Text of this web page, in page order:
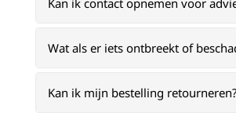
Kan ik contact opnemen voor
Wat als er iets ontbreekt of
Kan ik mijn bestelling retourneren?